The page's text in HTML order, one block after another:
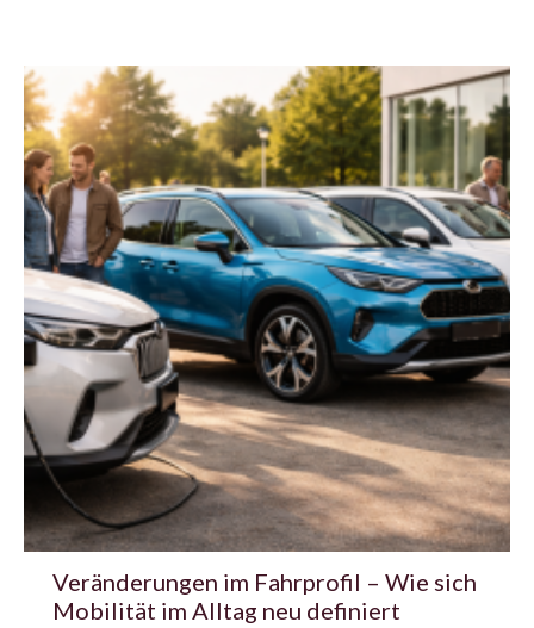
Veränderungen im Fahrprofil – Wie sich
Mobilität im Alltag neu definiert